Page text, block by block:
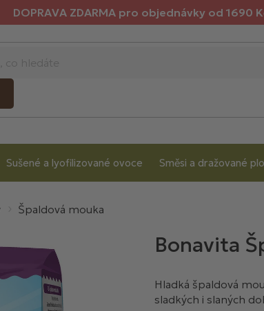
DOPRAVA ZDARMA pro objednávky od 1690
Sušené a lyofilizované ovoce Směsi a dražované
Špaldová mouka
Bonavita
Hladká špaldová
sladkých i slaných